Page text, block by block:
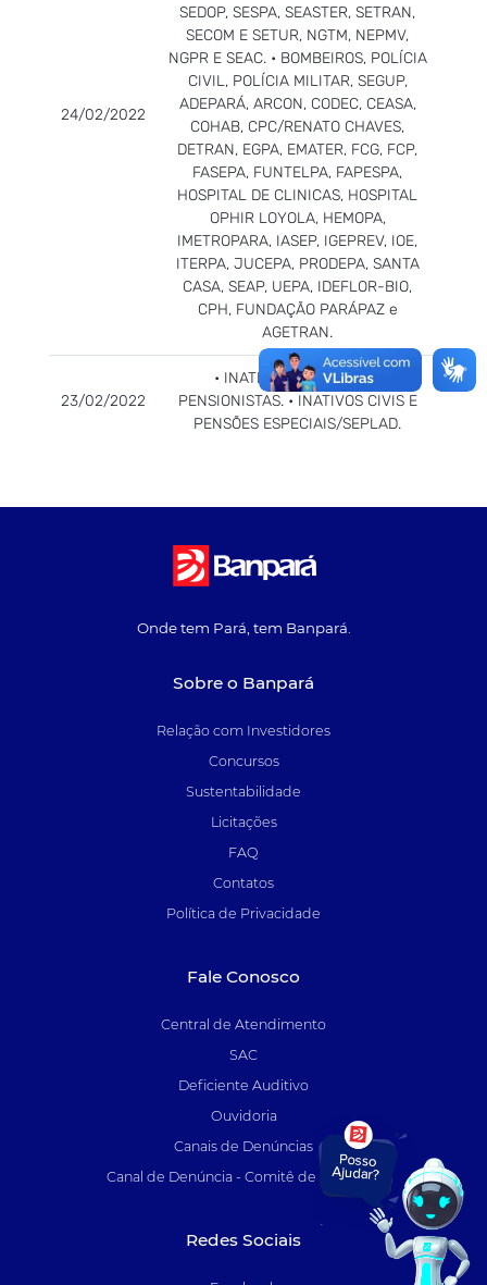
24/02/2022
SEDOP, SESPA, SEASTER, SETRAN,
SECOM E SETUR, NGTM, NEPMV,
NGPR E SEAC. • BOMBEIROS, POLÍCIA
CIVIL, POLÍCIA MILITAR, SEGUP,
ADEPARÁ, ARCON, CODEC, CEASA,
COHAB, CPC/RENATO CHAVES,
DETRAN, EGPA, EMATER, FCG, FCP,
FASEPA, FUNTELPA, FAPESPA,
HOSPITAL DE CLINICAS, HOSPITAL
OPHIR LOYOLA, HEMOPA,
IMETROPARA, IASEP, IGEPREV, IOE,
ITERPA, JUCEPA, PRODEPA, SANTA
CASA, SEAP, UEPA, IDEFLOR-BIO,
CPH, FUNDAÇÃO PARÁPAZ e
AGETRAN.
23/02/2022
• INATIVOS MILITARES E
PENSIONISTAS. • INATIVOS CIVIS E
PENSÕES ESPECIAIS/SEPLAD.
Onde tem Pará, tem Banpará.
Sobre o Banpará
Relação com Investidores
Concursos
Sustentabilidade
Licitações
FAQ
Contatos
Política de Privacidade
Fale Conosco
Central de Atendimento
SAC
Deficiente Auditivo
Ouvidoria
Canais de Denúncias
Canal de Denúncia - Comitê de Auditoria
Redes Sociais